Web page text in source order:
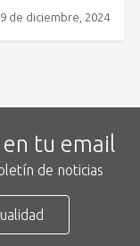
de diciembre, 2024
en tu email
de noticias